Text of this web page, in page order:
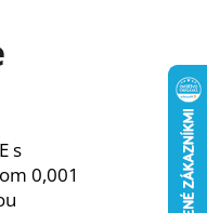
s
0,001